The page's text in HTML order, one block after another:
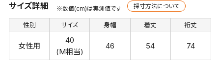
サイズ詳細 ※数値(cm)は実測値です 採寸方法について
性別
女性用
サイズ
40
(M相当)
身幅
46
着丈
54
裄丈
74